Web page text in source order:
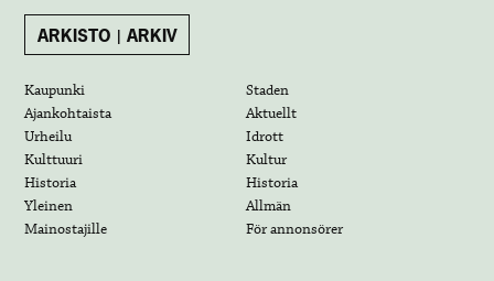
ARKISTO | ARKIV
Kaupunki
Staden
Ajankohtaista
Aktuellt
Urheilu
Idrott
Kulttuuri
Kultur
Historia
Historia
Yleinen
Allmän
Mainostajille
För annonsörer